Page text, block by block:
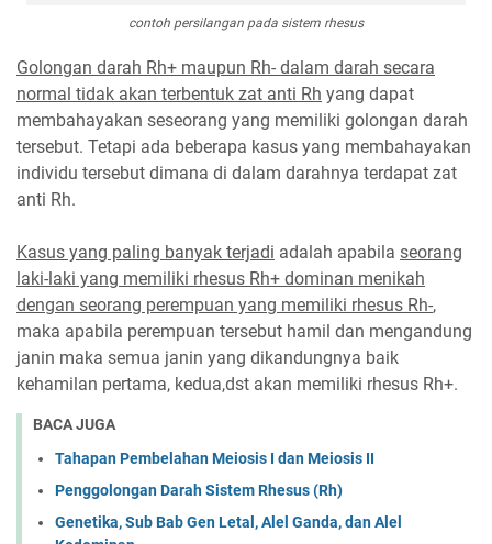
contoh persilangan pada sistem rhesus
Golongan darah Rh+ maupun Rh- dalam darah secara
normal tidak akan terbentuk zat anti Rh yang dapat
membahayakan seseorang yang memiliki golongan darah
tersebut. Tetapi ada beberapa kasus yang membahayakan
individu tersebut dimana di dalam darahnya terdapat zat
anti Rh.
Kasus yang paling banyak terjadi adalah apabila seorang
laki-laki yang memiliki rhesus Rh+ dominan menikah
dengan seorang perempuan yang memiliki rhesus Rh-,
maka apabila perempuan tersebut hamil dan mengandung
janin maka semua janin yang dikandungnya baik
kehamilan pertama, kedua,dst akan memiliki rhesus Rh+.
BACA JUGA
Tahapan Pembelahan Meiosis I dan Meiosis II
Penggolongan Darah Sistem Rhesus (Rh)
Genetika, Sub Bab Gen Letal, Alel Ganda, dan Alel